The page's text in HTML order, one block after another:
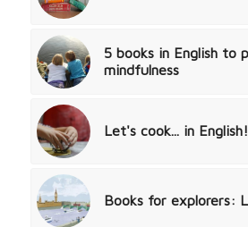
5 books in English to
mindfulness
Let's cook... in English!
Books for explorers: